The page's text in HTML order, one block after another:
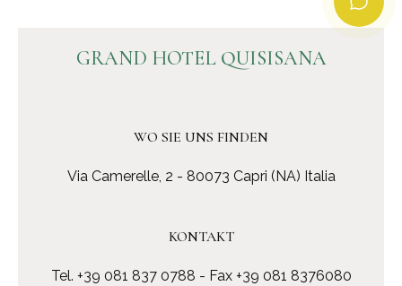
GRAND HOTEL QUISISANA
WO SIE UNS FINDEN
Via Camerelle, 2 - 80073 Capri (NA) Italia
KONTAKT
Tel. +39 081 837 0788 - Fax +39 081 8376080